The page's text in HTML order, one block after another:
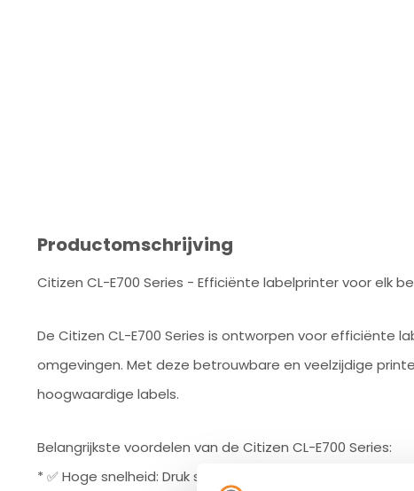
Productomschrijving
Citizen CL-E700 Series - Efficiënte labelprinter voor elk
De Citizen CL-E700 Series is ontworpen voor efficiënte
omgevingen. Met deze betrouwbare en veelzijdige
hoogwaardige labels.
Belangrijkste voordelen van de Citizen CL-E700 Series:
* ✅ Hoge snelheid: Druk snel en efficiënt labels af